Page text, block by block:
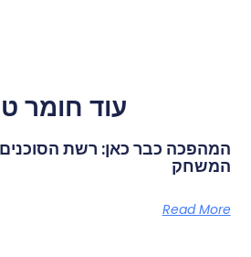
עוד חומר
המהפכה כבר כאן: רשת
המשחק
Read More